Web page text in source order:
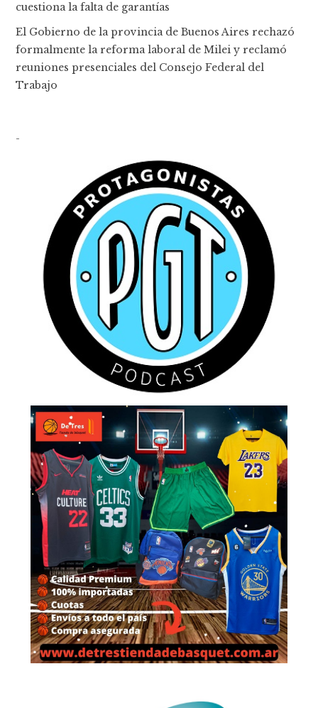
cuestiona la falta de garantías
El Gobierno de la provincia de Buenos Aires rechazó
formalmente la reforma laboral de Milei y reclamó
reuniones presenciales del Consejo Federal del
Trabajo
-